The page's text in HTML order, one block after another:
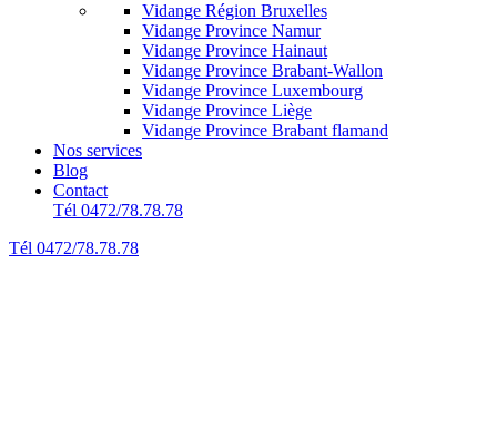
Vidange Région Bruxelles
Vidange Province Namur
Vidange Province Hainaut
Vidange Province Brabant-Wallon
Vidange Province Luxembourg
Vidange Province Liège
Vidange Province Brabant flamand
Nos services
Blog
Contact
Tél 0472/78.78.78
Tél 0472/78.78.78